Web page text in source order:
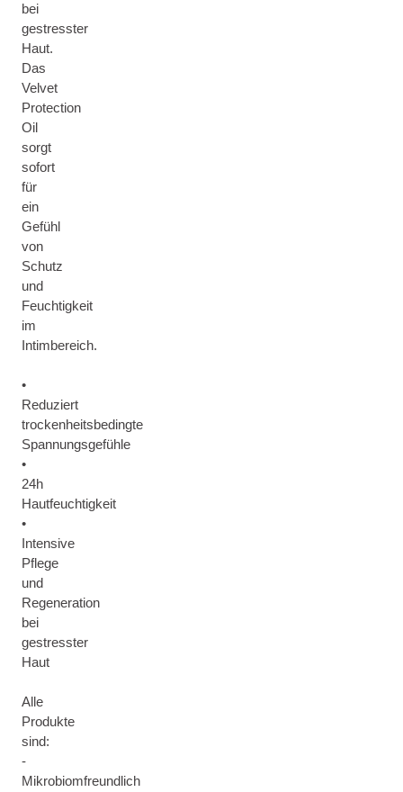
bei
gestresster
Haut.
Das
Velvet
Protection
Oil
sorgt
sofort
für
ein
Gefühl
von
Schutz
und
Feuchtigkeit
im
Intimbereich.
•
Reduziert
trockenheitsbedingte
Spannungsgefühle
•
24h
Hautfeuchtigkeit
•
Intensive
Pflege
und
Regeneration
bei
gestresster
Haut
Alle
Produkte
sind:
-
Mikrobiomfreundlich